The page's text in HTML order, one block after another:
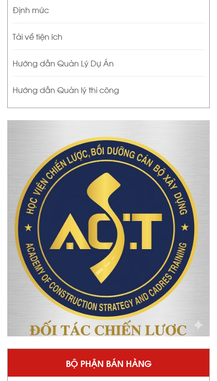
Định mức
Tải về tiện ích
Hướng dẫn Quản Lý Dự Án
Hướng dẫn Quản lý thi công
BỘ PHẬN BÁN HÀNG